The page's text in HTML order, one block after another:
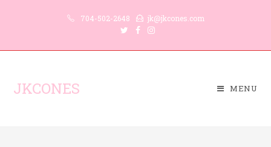
704-502-2648 jk@jkcones.com
JKCONES MENU